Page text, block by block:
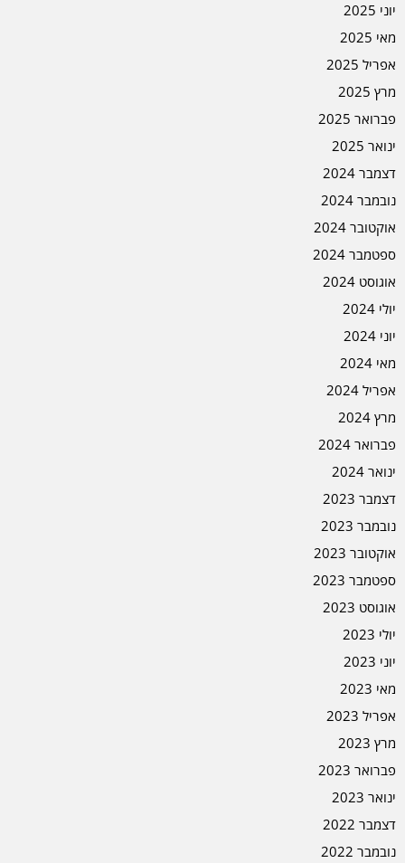
יוני 2025
מאי 2025
אפריל 2025
מרץ 2025
פברואר 2025
ינואר 2025
דצמבר 2024
נובמבר 2024
אוקטובר 2024
ספטמבר 2024
אוגוסט 2024
יולי 2024
יוני 2024
מאי 2024
אפריל 2024
מרץ 2024
פברואר 2024
ינואר 2024
דצמבר 2023
נובמבר 2023
אוקטובר 2023
ספטמבר 2023
אוגוסט 2023
יולי 2023
יוני 2023
מאי 2023
אפריל 2023
מרץ 2023
פברואר 2023
ינואר 2023
דצמבר 2022
נובמבר 2022